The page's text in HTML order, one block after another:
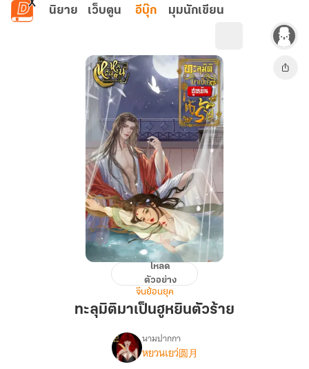
ข้ามไปยังเนื้อหาหลัก
นิยาย เว็บตูน อีบุ๊ก มุมนักเขียน
มา
เป็น
โหลด
ตัวอย่าง
จีนย้อนยุค
ทะลุมิติมาเป็นฮูหยินตัวร้าย
เรื่อง
นามปากกา
หยวนเยว่圆月